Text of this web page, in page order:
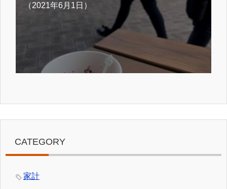
（2021年6月1日）
CATEGORY
家計